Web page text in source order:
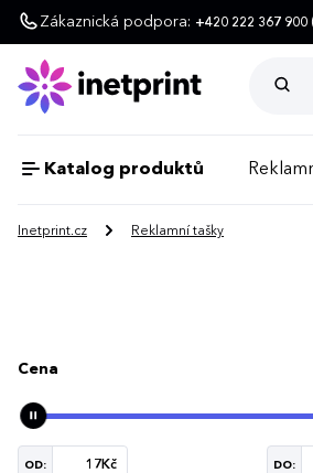
Zákaznická podpora: +420 222 367 900
Katalog produktů
Inetprint.cz Reklamní tašky
Cena
OD: DO: